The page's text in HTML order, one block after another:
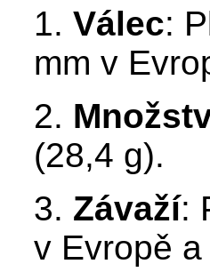
1. Válec:
mm v
2.
(28,4 g).
3. Závaží:
v Evropě